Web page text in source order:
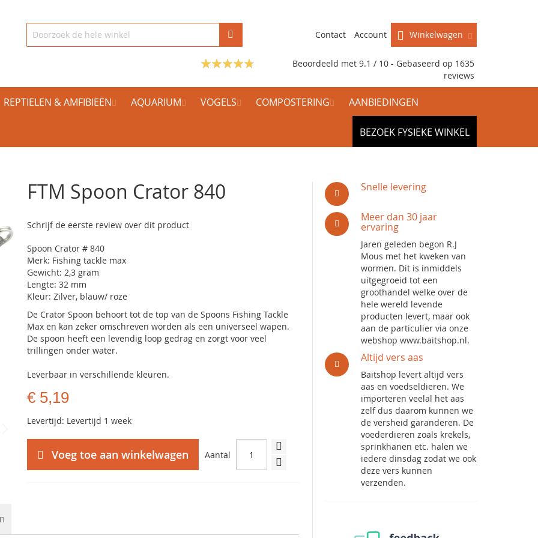
Winkelwagen
Contact Account
Beoordeeld met 9.1 / 10 - Gebaseerd op 1635
reviews
REPTIELEN & AMFIBIEËN AQUARIUM VOGELS COMPOSTERING AANBIEDINGEN
BEZOEK FYSIEKE WINKEL
FTM Spoon Crator 840
Schrijf de eerste review over dit product
Spoon Crator # 840
Merk: Fishing tackle max
Gewicht: 2,3 gram
Lengte: 32 mm
Kleur: Zilver, blauw/ roze
De Crator Spoon behoort tot de top van de Spoons Fishing Tackle
Max en kan zeker omschreven worden als een universeel wapen.
De spoon heeft een levendig loop gedrag en zorgt voor veel
trillingen onder water.
Leverbaar in verschillende kleuren.
€ 5,19
Levertijd: Levertijd 1 week
Aantal
Voeg toe aan winkelwagen
Snelle levering
Meer dan 30 jaar
ervaring
Jaren geleden begon R.J
Mous met het kweken van
wormen. Dit is inmiddels
uitgegroeid tot een
groothandel welke over de
hele wereld levende
producten levert, maar ook
aan de particulier via onze
webshop www.baitshop.nl.
Altijd vers aas
Baitshop levert altijd vers
aas en voedseldieren. We
importeren veelal het aas
zelf dus daarom kunnen we
de versheid garanderen. De
voederdieren zoals krekels,
sprinkhanen etc. halen we
iedere dinsdag zodat we ook
deze vers kunnen
verzenden.